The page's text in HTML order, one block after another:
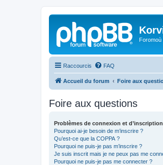
Foromoù
Raccourcis FAQ
Accueil du forum Foire aux
Foire aux questions
Problèmes de connexion et d’inscription
Pourquoi ai-je besoin de m’inscrire ?
Qu’est-ce que la COPPA ?
Pourquoi ne puis-je pas m’inscrire ?
Je suis inscrit mais je ne peux pas me
Pourquoi ne puis-je pas me connecter ?